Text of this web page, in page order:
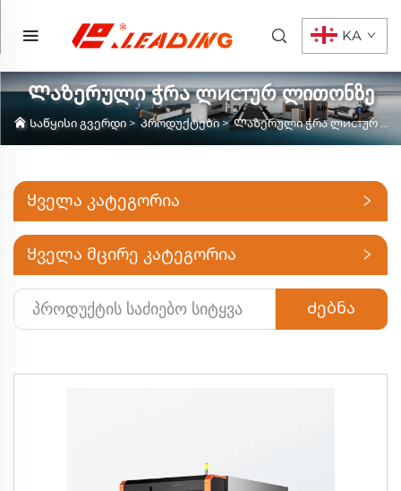
KA
Ლაზერული ჭრა ლистურ ლითონზე
Საწყისი გვერდი >Პროდუქტები>Ლაზერული ჭრა ლистურ ლითონზე
Ყველა კატეგორია
Ყველა მცირე კატეგორია
Ძებნა